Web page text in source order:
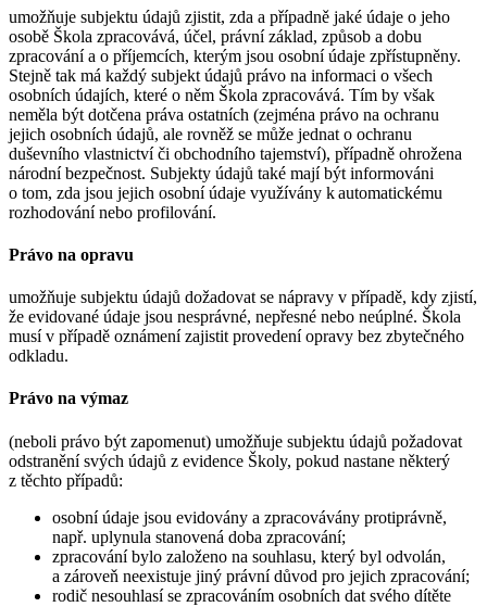
umožňuje subjektu údajů zjistit, zda a případně jaké údaje o jeho
osobě Škola zpracovává, účel, právní základ, způsob a dobu
zpracování a o příjemcích, kterým jsou osobní údaje zpřístupněny.
Stejně tak má každý subjekt údajů právo na informaci o všech
osobních údajích, které o něm Škola zpracovává. Tím by však
neměla být dotčena práva ostatních (zejména právo na ochranu
jejich osobních údajů, ale rovněž se může jednat o ochranu
duševního vlastnictví či obchodního tajemství), případně ohrožena
národní bezpečnost. Subjekty údajů také mají být informováni
o tom, zda jsou jejich osobní údaje využívány k automatickému
rozhodování nebo profilování.
Právo na opravu
umožňuje subjektu údajů dožadovat se nápravy v případě, kdy zjistí,
že evidované údaje jsou nesprávné, nepřesné nebo neúplné. Škola
musí v případě oznámení zajistit provedení opravy bez zbytečného
odkladu.
Právo na výmaz
(neboli právo být zapomenut) umožňuje subjektu údajů požadovat
odstranění svých údajů z evidence Školy, pokud nastane některý
z těchto případů:
osobní údaje jsou evidovány a zpracovávány protiprávně,
např. uplynula stanovená doba zpracování;
zpracování bylo založeno na souhlasu, který byl odvolán,
a zároveň neexistuje jiný právní důvod pro jejich zpracování;
rodič nesouhlasí se zpracováním osobních dat svého dítěte